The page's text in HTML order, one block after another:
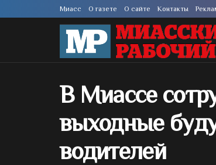
Миасс О газете О сайте Контакты
В Миассе
выходные
водителей